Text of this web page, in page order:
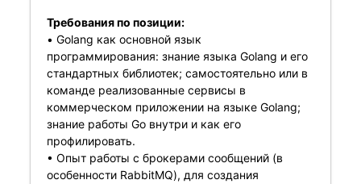
Требования по позиции:
• Golang как основной язык
программирования: знание языка Golang и его
стандартных библиотек; самостоятельно или в
команде реализованные сервисы в
коммерческом приложении на языке Golang;
знание работы Go внутри и как его
профилировать.
• Опыт работы с брокерами сообщений (в
особенности RabbitMQ), для создания